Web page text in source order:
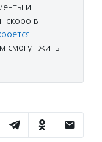
и
скоро в
смогут жить